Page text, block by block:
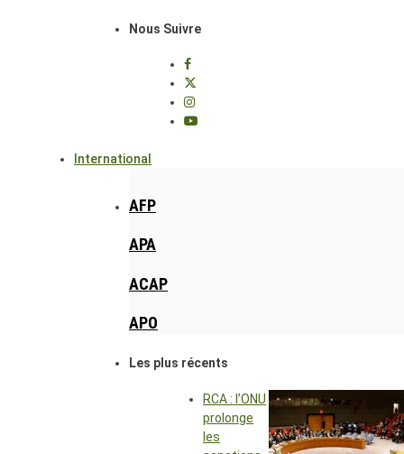
Nous Suivre
International
AFP
APA
ACAP
APO
Les plus récents
RCA : l’ONU
prolonge
les